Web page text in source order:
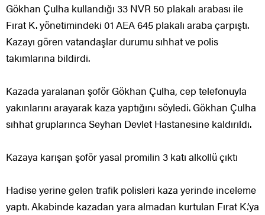
Gökhan Çulha kullandığı 33 NVR 50 plakalı arabası ile
Fırat K. yönetimindeki 01 AEA 645 plakalı araba çarpıştı.
Kazayı gören vatandaşlar durumu sıhhat ve polis
takımlarına bildirdi.
Kazada yaralanan şoför Gökhan Çulha, cep telefonuyla
yakınlarını arayarak kaza yaptığını söyledi. Gökhan Çulha
sıhhat gruplarınca Seyhan Devlet Hastanesine kaldırıldı.
Kazaya karışan şoför yasal promilin 3 katı alkollü çıktı
Hadise yerine gelen trafik polisleri kaza yerinde inceleme
yaptı. Akabinde kazadan yara almadan kurtulan Fırat K.’ya